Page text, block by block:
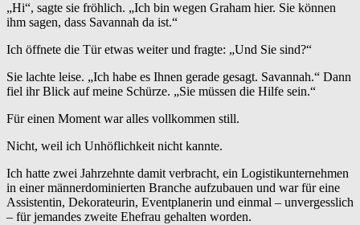
„Hi“, sagte sie fröhlich. „Ich bin wegen Graham hier. Sie können
ihm sagen, dass Savannah da ist.“
Ich öffnete die Tür etwas weiter und fragte: „Und Sie sind?“
Sie lachte leise. „Ich habe es Ihnen gerade gesagt. Savannah.“ Dann
fiel ihr Blick auf meine Schürze. „Sie müssen die Hilfe sein.“
Für einen Moment war alles vollkommen still.
Nicht, weil ich Unhöflichkeit nicht kannte.
Ich hatte zwei Jahrzehnte damit verbracht, ein Logistikunternehmen
in einer männerdominierten Branche aufzubauen und war für eine
Assistentin, Dekorateurin, Eventplanerin und einmal – unvergesslich
– für jemandes zweite Ehefrau gehalten worden.